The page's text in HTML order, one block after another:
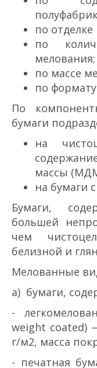
по
по
мелования;
по массе
по
По
бумаги
на
массы
на бумаги
Бумаги,
большей
чем
белизной и
Мелованные
а) бумаги,
-
weight coated)
г/м2, масса
- печатная